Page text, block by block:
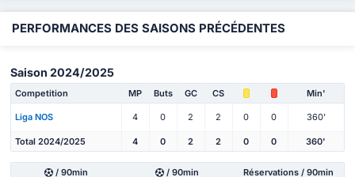
PERFORMANCES DES SAISONS PRÉCÉDENTES
Saison 2024/2025
Competition MP Buts GC CS Min'
Liga NOS 4 0 2 2 0 0 360'
Total 2024/2025 4 0 2 2 0 0 360'
/ 90min / 90min Réservations / 90min